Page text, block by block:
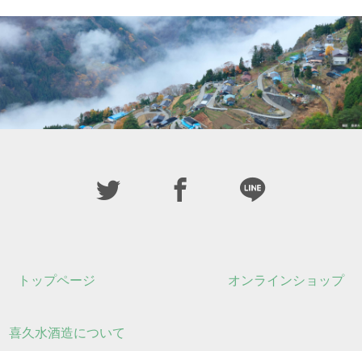
トップページ オンラインショップ
喜久水酒造について